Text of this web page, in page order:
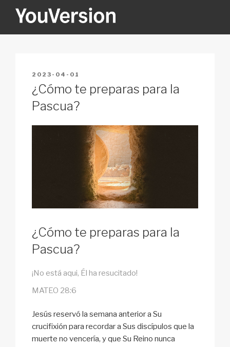
YOUVERSION
POSTED
ON
2023-04-01
¿Cómo te preparas para la
Pascua?
¿Cómo te preparas para la
Pascua?
¡No está aqui, Él ha resucitado!
MATEO 28:6
Jesús reservó la semana anterior a Su
crucifixión para recordar a Sus discípulos que la
muerte no vencería, y que Su Reino nunca